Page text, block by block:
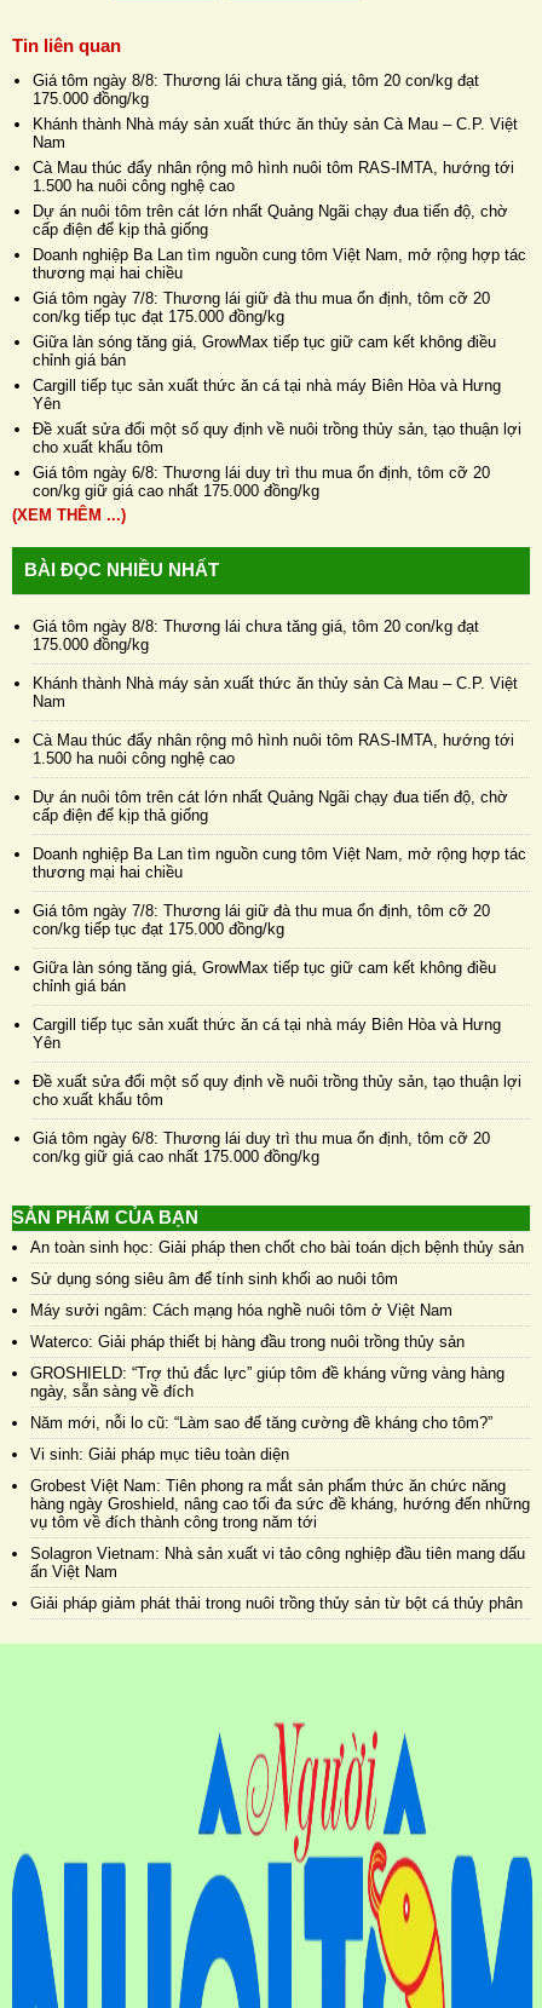
Tin liên quan
Giá tôm ngày 8/8: Thương lái chưa tăng giá, tôm 20 con/kg đạt
175.000 đồng/kg
Khánh thành Nhà máy sản xuất thức ăn thủy sản Cà Mau – C.P. Việt
Nam
Cà Mau thúc đẩy nhân rộng mô hình nuôi tôm RAS-IMTA, hướng tới
1.500 ha nuôi công nghệ cao
Dự án nuôi tôm trên cát lớn nhất Quảng Ngãi chạy đua tiến độ, chờ
cấp điện để kịp thả giống
Doanh nghiệp Ba Lan tìm nguồn cung tôm Việt Nam, mở rộng hợp tác
thương mại hai chiều
Giá tôm ngày 7/8: Thương lái giữ đà thu mua ổn định, tôm cỡ 20
con/kg tiếp tục đạt 175.000 đồng/kg
Giữa làn sóng tăng giá, GrowMax tiếp tục giữ cam kết không điều
chỉnh giá bán
Cargill tiếp tục sản xuất thức ăn cá tại nhà máy Biên Hòa và Hưng
Yên
Đề xuất sửa đổi một số quy định về nuôi trồng thủy sản, tạo thuận lợi
cho xuất khẩu tôm
Giá tôm ngày 6/8: Thương lái duy trì thu mua ổn định, tôm cỡ 20
con/kg giữ giá cao nhất 175.000 đồng/kg
(XEM THÊM ...)
BÀI ĐỌC NHIỀU NHẤT
Giá tôm ngày 8/8: Thương lái chưa tăng giá, tôm 20 con/kg đạt
175.000 đồng/kg
Khánh thành Nhà máy sản xuất thức ăn thủy sản Cà Mau – C.P. Việt
Nam
Cà Mau thúc đẩy nhân rộng mô hình nuôi tôm RAS-IMTA, hướng tới
1.500 ha nuôi công nghệ cao
Dự án nuôi tôm trên cát lớn nhất Quảng Ngãi chạy đua tiến độ, chờ
cấp điện để kịp thả giống
Doanh nghiệp Ba Lan tìm nguồn cung tôm Việt Nam, mở rộng hợp tác
thương mại hai chiều
Giá tôm ngày 7/8: Thương lái giữ đà thu mua ổn định, tôm cỡ 20
con/kg tiếp tục đạt 175.000 đồng/kg
Giữa làn sóng tăng giá, GrowMax tiếp tục giữ cam kết không điều
chỉnh giá bán
Cargill tiếp tục sản xuất thức ăn cá tại nhà máy Biên Hòa và Hưng
Yên
Đề xuất sửa đổi một số quy định về nuôi trồng thủy sản, tạo thuận lợi
cho xuất khẩu tôm
Giá tôm ngày 6/8: Thương lái duy trì thu mua ổn định, tôm cỡ 20
con/kg giữ giá cao nhất 175.000 đồng/kg
SẢN PHẨM CỦA BẠN
An toàn sinh học: Giải pháp then chốt cho bài toán dịch bệnh thủy sản
Sử dụng sóng siêu âm để tính sinh khối ao nuôi tôm
Máy sưởi ngâm: Cách mạng hóa nghề nuôi tôm ở Việt Nam
Waterco: Giải pháp thiết bị hàng đầu trong nuôi trồng thủy sản
GROSHIELD: “Trợ thủ đắc lực” giúp tôm đề kháng vững vàng hàng
ngày, sẵn sàng về đích
Năm mới, nỗi lo cũ: “Làm sao để tăng cường đề kháng cho tôm?”
Vi sinh: Giải pháp mục tiêu toàn diện
Grobest Việt Nam: Tiên phong ra mắt sản phẩm thức ăn chức năng
hàng ngày Groshield, nâng cao tối đa sức đề kháng, hướng đến những
vụ tôm về đích thành công trong năm tới
Solagron Vietnam: Nhà sản xuất vi tảo công nghiệp đầu tiên mang dấu
ấn Việt Nam
Giải pháp giảm phát thải trong nuôi trồng thủy sản từ bột cá thủy phân